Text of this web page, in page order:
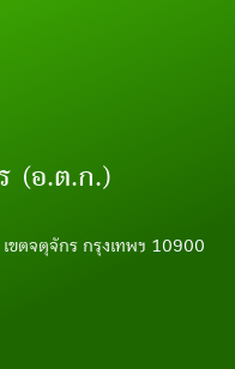
(อ.ต.ก.)
ขตจตุจักร กรุงเทพฯ 10900